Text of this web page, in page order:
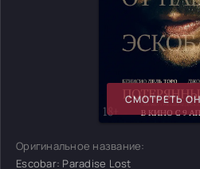
СМОТРЕТЬ
Оригинальное название:
Escobar: Paradise Lost